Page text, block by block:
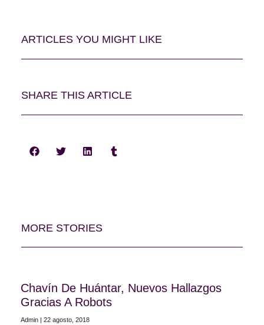
ARTICLES YOU MIGHT LIKE
SHARE THIS ARTICLE
MORE STORIES
Chavín De Huántar, Nuevos Hallazgos
Gracias A Robots
Admin 22 agosto, 2018